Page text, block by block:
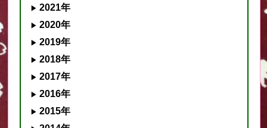
2021年
2020年
2019年
2018年
2017年
2016年
2015年